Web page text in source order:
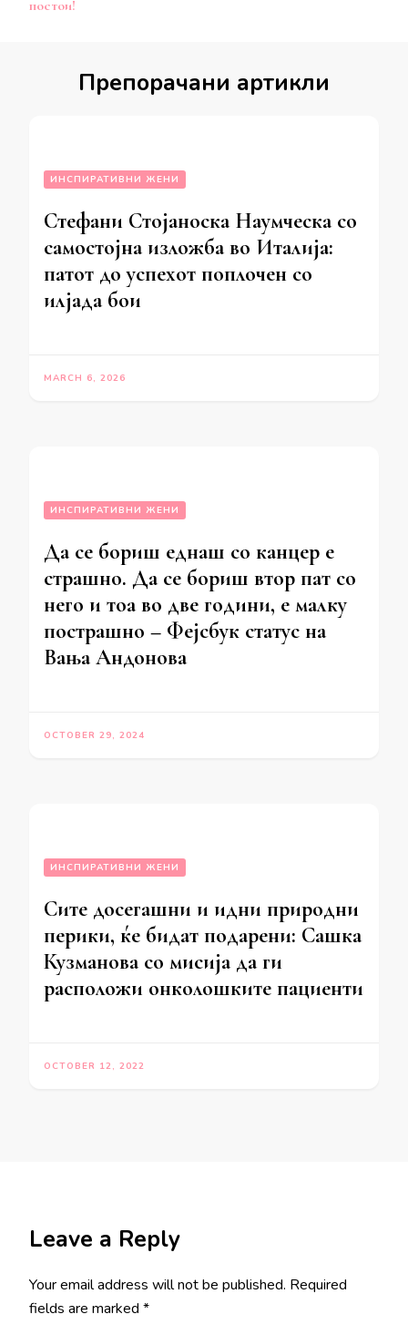
постои!
Препорачани артикли
ИНСПИРАТИВНИ ЖЕНИ
Стефани Стојаноска Наумческа со
самостојна изложба во Италија:
патот до успехот поплочен со
илјада бои
MARCH 6, 2026
ИНСПИРАТИВНИ ЖЕНИ
Да се бориш еднаш со канцер е
страшно. Да се бориш втор пат со
него и тоа во две години, е малку
пострашно – Фејсбук статус на
Вања Андонова
OCTOBER 29, 2024
ИНСПИРАТИВНИ ЖЕНИ
Сите досегашни и идни природни
перики, ќе бидат подарени: Сашка
Кузманова со мисија да ги
расположи онколошките пациенти
OCTOBER 12, 2022
Leave a Reply
Your email address will not be published. Required
fields are marked *